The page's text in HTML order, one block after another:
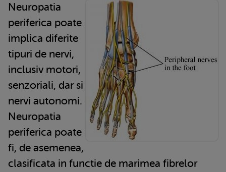
Neuropatia
periferica poate
implica diferite
tipuri de nervi,
inclusiv motori,
senzoriali, dar si
nervi autonomi.
Neuropatia
periferica poate
fi, de asemenea,
clasificata in functie de marimea fibrelor